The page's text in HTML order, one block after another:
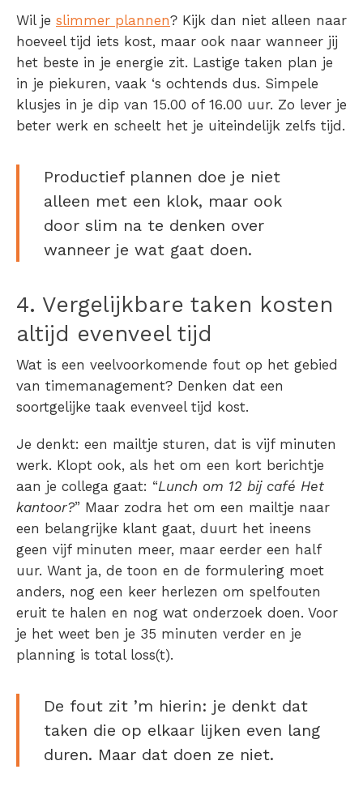
Wil je slimmer plannen? Kijk dan niet alleen naar
hoeveel tijd iets kost, maar ook naar wanneer jij
het beste in je energie zit. Lastige taken plan je
in je piekuren, vaak ‘s ochtends dus. Simpele
klusjes in je dip van 15.00 of 16.00 uur. Zo lever je
beter werk en scheelt het je uiteindelijk zelfs tijd.
Productief plannen doe je niet
alleen met een klok, maar ook
door slim na te denken over
wanneer je wat gaat doen.
4. Vergelijkbare taken kosten
altijd evenveel tijd
Wat is een veelvoorkomende fout op het gebied
van timemanagement? Denken dat een
soortgelijke taak evenveel tijd kost.
Je denkt: een mailtje sturen, dat is vijf minuten
werk. Klopt ook, als het om een kort berichtje
aan je collega gaat: “Lunch om 12 bij café Het
kantoor?” Maar zodra het om een mailtje naar
een belangrijke klant gaat, duurt het ineens
geen vijf minuten meer, maar eerder een half
uur. Want ja, de toon en de formulering moet
anders, nog een keer herlezen om spelfouten
eruit te halen en nog wat onderzoek doen. Voor
je het weet ben je 35 minuten verder en je
planning is total loss(t).
De fout zit ’m hierin: je denkt dat
taken die op elkaar lijken even lang
duren. Maar dat doen ze niet.